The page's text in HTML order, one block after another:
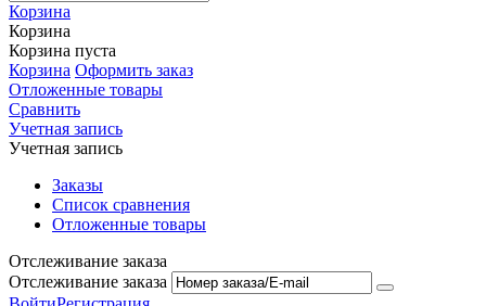
Корзина
Корзина
Корзина пуста
Корзина Оформить заказ
Отложенные товары
Сравнить
Учетная запись
Учетная запись
Заказы
Список сравнения
Отложенные товары
Отслеживание заказа
Отслеживание заказа